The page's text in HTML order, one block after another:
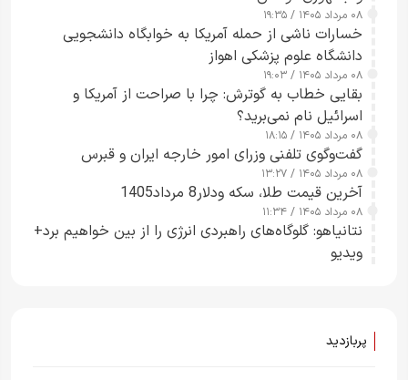
۰۸ مرداد ۱۴۰۵ / ۱۹:۳۵
خسارات ناشی از حمله آمریکا به خوابگاه دانشجویی
دانشگاه علوم پزشکی اهواز
۰۸ مرداد ۱۴۰۵ / ۱۹:۰۳
بقایی خطاب به گوترش: چرا با صراحت از آمریکا و
اسرائیل نام نمی‌برید؟
۰۸ مرداد ۱۴۰۵ / ۱۸:۱۵
گفت‌وگوی تلفنی وزرای امور خارجه ایران و قبرس
۰۸ مرداد ۱۴۰۵ / ۱۳:۲۷
آخرین قیمت طلا، سکه ودلار8 مرداد1405
۰۸ مرداد ۱۴۰۵ / ۱۱:۳۴
نتانیاهو: گلوگاه‌های راهبردی انرژی را از بین خواهیم برد+
ویدیو
پربازدید